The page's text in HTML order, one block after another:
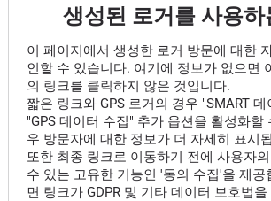
생성된 로거를 사용하
이 페이지에서 생성한 로거 방문에 대한
인할 수 있습니다. 여기에 정보가 없으면
의 링크를 클릭하지 않은 것입니다.
짧은 링크와 GPS 로거의 경우 "SMART
"GPS 데이터 수집" 추가 옵션을 활성화할
우 방문자에 대한 정보가 더 자세히 표시
또한 최종 링크로 이동하기 전에 사용자
수 있는 고유한 기능인 '동의 수집'을 제공
면 링크가 GDPR 및 기타 데이터 보호법